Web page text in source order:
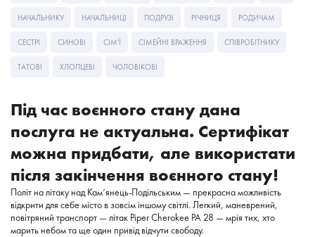
НАЧАЛЬНИКУ НАЧАЛЬНИЦІ ПОДРУЗІ РІЧНИЦЯ РОДИЧАМ
СЕСТРІ СИНОВІ СІМ'Ї СІМЕЙНІ ВРАЖЕННЯ СПІВРОБІТНИКУ
ТАТОВІ ХЛОПЦЕВІ ЧОЛОВІКОВІ
Під час воєнного стану дана
послуга не актуальна. Сертифікат
можна придбати, але використати
після закінчення воєнного стану!
Політ на літаку над Кам‘янець-Подільським — прекрасна можливість
відкрити для себе місто в зовсім іншому світлі. Легкий, маневрений,
повітряний транспорт — літак Piper Cherokee PA 28 — мрія тих, хто
марить небом та ще один привід відчути свободу.